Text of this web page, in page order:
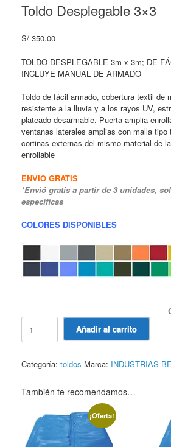
Toldo Desplegable 3×3
S/ 350.00
TOLDO DESPLEGABLE 3m x 3m; DE
INCLUYE MANUAL DE ARMADO
Toldo de fácil armado, cobertura textil de
resistente a la lluvia y a los rayos UV,
plateado desarmable. Puerta amplia
ventanas laterales amplias con malla
cortinas externas del mismo material de
enrollable
ENVIO GRATIS
*Envió gratis a partir de 3 unidades,
especificas
COLORES DISPONIBLES
Toldo
Desplegable
3x3
Añadir al carrito
Categoría: toldos Marca: INDUSTRIAS
También te recomendamos…
¡Oferta!